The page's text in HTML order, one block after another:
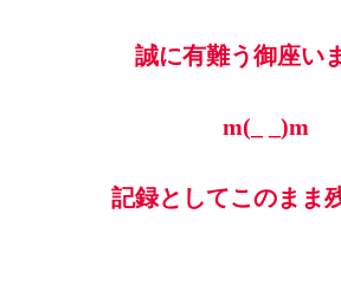
誠に有難う御座い
m(_ _)m
記録としてこのまま